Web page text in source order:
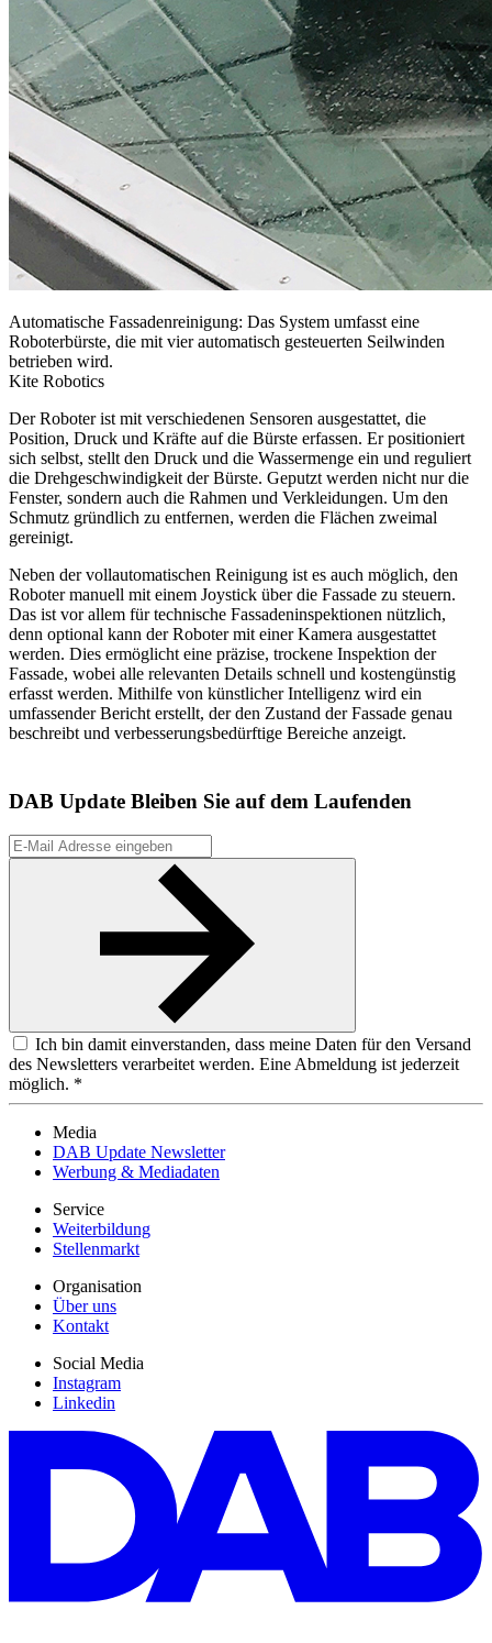
Automatische Fassadenreinigung: Das System umfasst eine
Roboterbürste, die mit vier automatisch gesteuerten Seilwinden
betrieben wird.
Kite Robotics
Der Roboter ist mit verschiedenen Sensoren ausgestattet, die
Position, Druck und Kräfte auf die Bürste erfassen. Er positioniert
sich selbst, stellt den Druck und die Wassermenge ein und reguliert
die Drehgeschwindigkeit der Bürste. Geputzt werden nicht nur die
Fenster, sondern auch die Rahmen und Verkleidungen. Um den
Schmutz gründlich zu entfernen, werden die Flächen zweimal
gereinigt.
Neben der vollautomatischen Reinigung ist es auch möglich, den
Roboter manuell mit einem Joystick über die Fassade zu steuern.
Das ist vor allem für technische Fassadeninspektionen nützlich,
denn optional kann der Roboter mit einer Kamera ausgestattet
werden. Dies ermöglicht eine präzise, trockene Inspektion der
Fassade, wobei alle relevanten Details schnell und kostengünstig
erfasst werden. Mithilfe von künstlicher Intelligenz wird ein
umfassender Bericht erstellt, der den Zustand der Fassade genau
beschreibt und verbesserungsbedürftige Bereiche anzeigt.
DAB Update Bleiben Sie auf dem Laufenden
Ich bin damit einverstanden, dass meine Daten für den Versand
des Newsletters verarbeitet werden. Eine Abmeldung ist jederzeit
möglich. *
Media
DAB Update Newsletter
Werbung & Mediadaten
Service
Weiterbildung
Stellenmarkt
Organisation
Über uns
Kontakt
Social Media
Instagram
Linkedin